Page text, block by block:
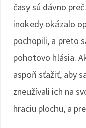
časy sú dávno
inokedy okázalo
pochopili, a preto
pohotovo hlásia.
aspoň sťažiť, aby
zneužívali ich na
hraciu plochu, a